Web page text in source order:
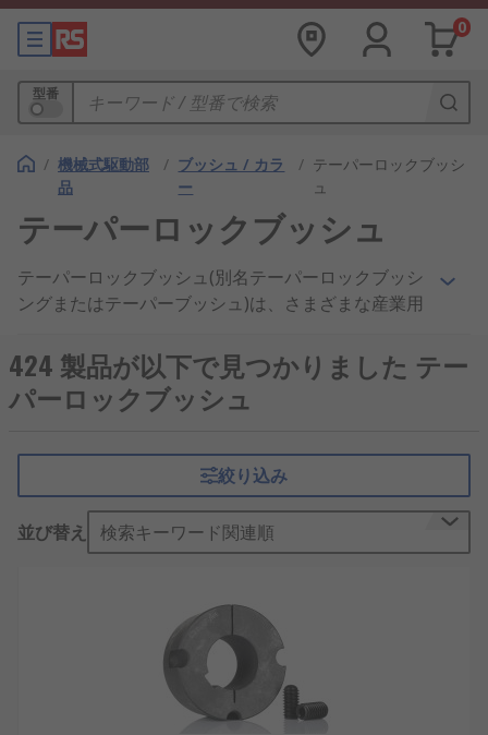
0
型番
/ 機械式駆動部
品
/ ブッシュ / カラ
ー
/ テーパーロックブッシ
ュ
テーパーロックブッシュ
テーパーロックブッシュ(別名テーパーロックブッシ
ングまたはテーパーブッシュ)は、さまざまな産業用
ャフトに固定するために使用される機械部品です。
これらは、シャフトと取り付けた部品との間に確実
な同心の接続を提供します。テーパーロックブッシ
を伝達するために一般的に使用されます。
テーパーロックブッシュの仕組み：
テーパーデザイン：テーパーロックブッシュ
ボアを備えています。ブッシュの内面は円錐
形で、シャフトの対応する円錐部分にフィッ
キーレスロック：
テーパーロックブッシュ
は、従来、回転部品をシャフトに固定するた
424 製品が以下で見つかりました テー
パーロックブッシュ
絞り込み
並び替え 検索キーワード関連順